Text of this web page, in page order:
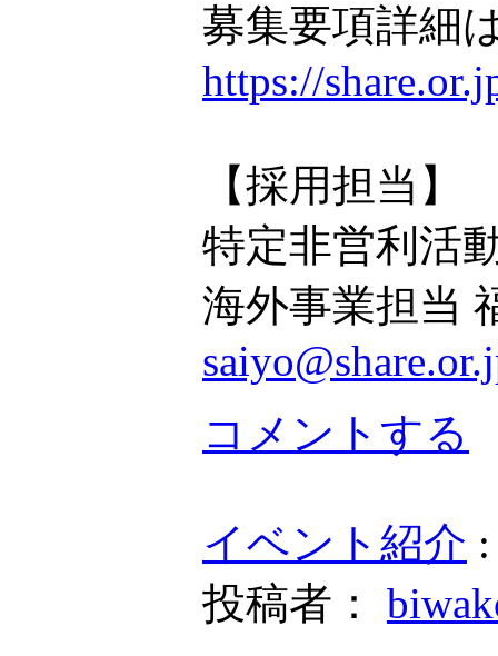
募集要項詳細
https://
【採用担当】
特定非営利活
海外事業担当
コメントする
イベント紹介
投稿者：